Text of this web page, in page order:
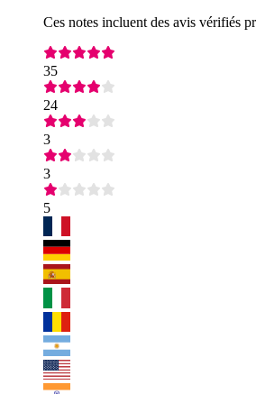
Ces notes incluent des avis vérifiés
35
24
3
3
5